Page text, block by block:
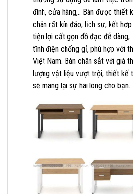
đình, cửa hàng,.. Bàn được thiết
chân rất kín đáo, lịch sự, kết
tiện lợi cất gọn đồ đạc đễ
tĩnh điện chống gỉ, phù hợp với
Việt Nam. Bàn chân sắt với giá
lượng vật liệu vượt trội, thiết kế
sẽ mang lại sự hài lòng cho bạn.